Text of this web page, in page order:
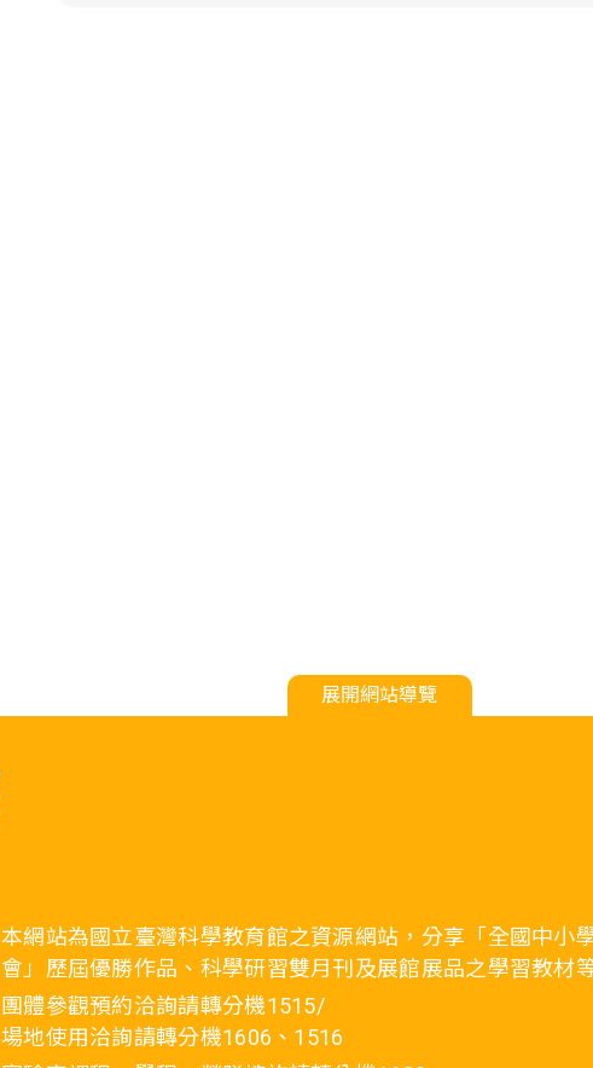
展開網站導覽
本網站為國立臺灣科學教育館之資源網站，分享「全國中小
會」歷屆優勝作品、科學研習雙月刊及展館展品之學習教材
團體參觀預約洽詢請轉分機1515/
場地使用洽詢請轉分機1606、1516